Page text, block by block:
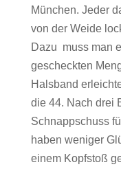
München. Jeder
von der Weide
Dazu muss man
gescheckten
Halsband
die 44. Nach drei
Schnappschuss
haben weniger
einem Kopfstoß